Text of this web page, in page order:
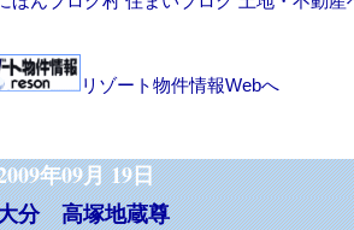
リゾート物件情報Webへ
年09月 19日
分 高塚地蔵尊